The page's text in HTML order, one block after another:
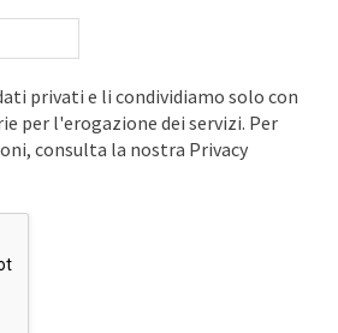
privati e li condividiamo solo con
per l'erogazione dei servizi. Per
consulta la nostra Privacy